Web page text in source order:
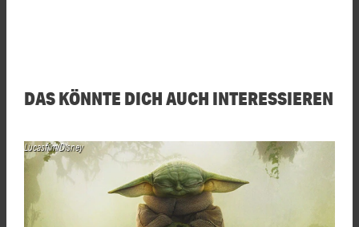
DAS KÖNNTE DICH AUCH INTERESSIEREN
Lucasfilm/Disney